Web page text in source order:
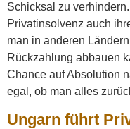
Schicksal zu
Privatinsolvenz auch
man in anderen
Rückzahlung abbauen
Chance auf Absolution
egal, ob man alles
Ungarn führt